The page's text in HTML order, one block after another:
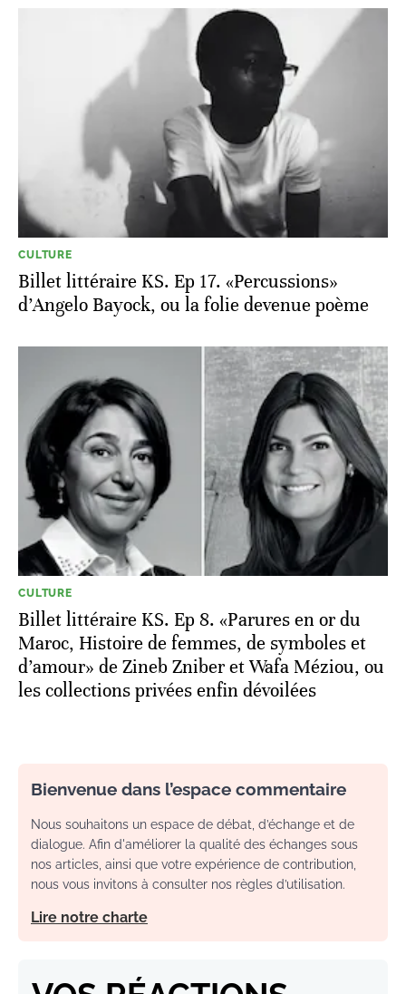
CULTURE
Billet littéraire KS. Ep 17. «Percussions»
d’Angelo Bayock, ou la folie devenue poème
CULTURE
Billet littéraire KS. Ep 8. «Parures en or du
Maroc, Histoire de femmes, de symboles et
d’amour» de Zineb Zniber et Wafa Méziou, ou
les collections privées enfin dévoilées
Bienvenue dans l’espace commentaire
Nous souhaitons un espace de débat, d’échange et de
dialogue. Afin d'améliorer la qualité des échanges sous
nos articles, ainsi que votre expérience de contribution,
nous vous invitons à consulter nos règles d’utilisation.
Lire notre charte